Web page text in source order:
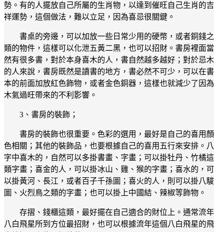
勢。有的人擺放自己所屬的生肖物，以達到催旺自己生肖的吉
祥運勢，這個做法，難以立足，因為喜忌很關鍵。
書桌的旁邊，可以加放一些日常少用的硬幣，或者銅錢之
類的物件，這樣可以化泄五黃二黑，也可以招財。書房裡面當
然有很多書，對於本身喜木的人，書自然越多越好；對於忌木
的人來說，書房既然是讀書的地方，書必然不可少，可以在書
本的前面加放紅色飾物，或者金色銅器，這樣也就減少了因為
木氣過旺帶來的不利影響。
3、書房的裝飾；
書房的裝飾也很重要。色彩的選用，最好是自己的喜用顏
色相關；其他的裝飾品，也要根據自己的喜用五行來安排。八
字中喜木的，自然可以多掛書畫、字畫；可以掛牡丹、竹橘這
類字畫；喜金的人，可以掛冰山、雞、猴的字畫；喜水的，可
以掛黃河、長江，或者百子千孫圖；喜火的人，則可以掛八駿
圖、火烈鳥之類的字畫；也可以掛上中國結、辣椒等飾物。
存摺、錢櫃這類，最好擺在自己適合的財位上。通常流年
八白飛星所到方位最招財，也可以根據流年這個八白飛星的飛